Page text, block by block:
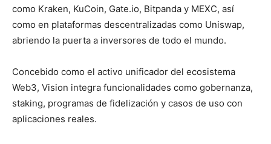
como Kraken, KuCoin, Gate.io, Bitpanda y MEXC, así
como en plataformas descentralizadas como Uniswap,
abriendo la puerta a inversores de todo el mundo.
Concebido como el activo unificador del ecosistema
Web3, Vision integra funcionalidades como gobernanza,
staking, programas de fidelización y casos de uso con
aplicaciones reales.